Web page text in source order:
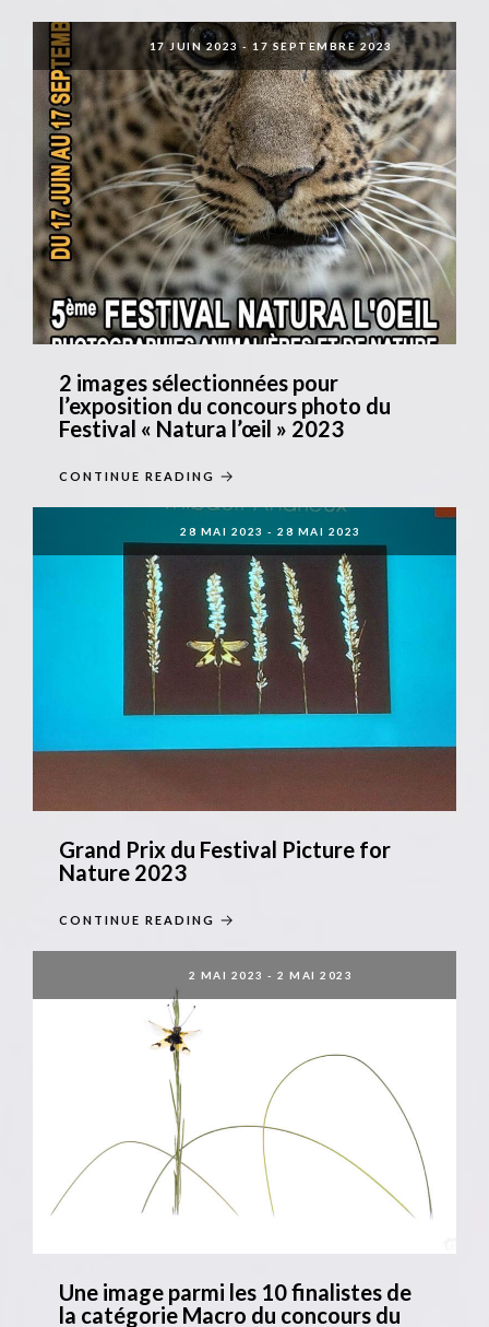
17 JUIN 2023-17 SEPTEMBRE 2023
2 images sélectionnées pour
l’exposition du concours photo du
Festival « Natura l’œil » 2023
CONTINUE READING
28 MAI 2023 -28 MAI 2023
Grand Prix du Festival Picture for
Nature 2023
CONTINUE READING
2 MAI 2023 -2 MAI 2023
Une image parmi les 10 finalistes de
la catégorie Macro du concours du